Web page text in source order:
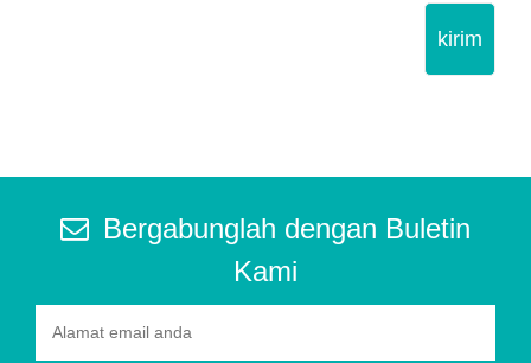
kirim
Bergabunglah dengan Buletin
Kami